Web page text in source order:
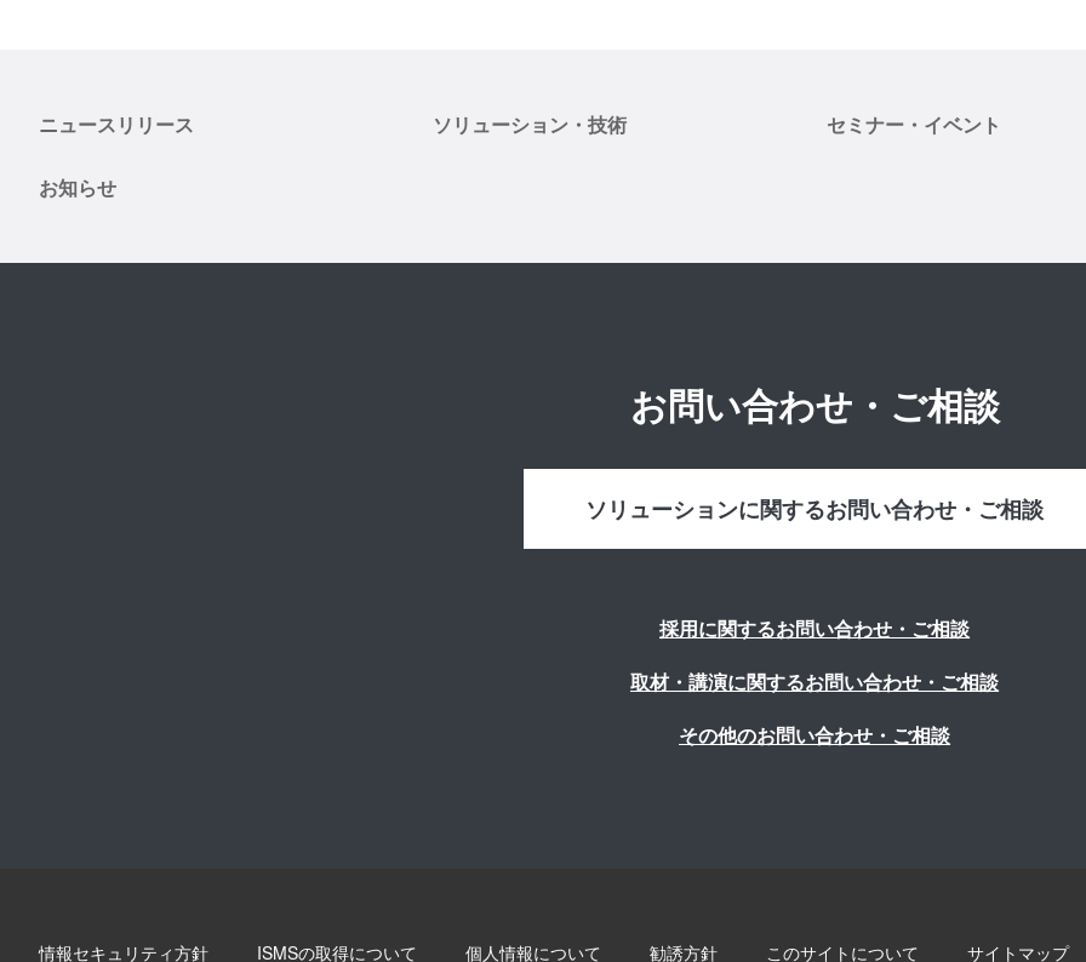
ニュースリリース ソリューション・技術 セミナー・イベント
お知らせ
お問い合わせ・ご相談
ソリューションに関するお問い合わせ・ご相談
採用に関するお問い合わせ・ご相談
取材・講演に関するお問い合わせ・ご相談
その他のお問い合わせ・ご相談
情報セキュリティ方針 ISMSの取得について 個人情報について 勧誘方針 このサイトについて サイトマップ